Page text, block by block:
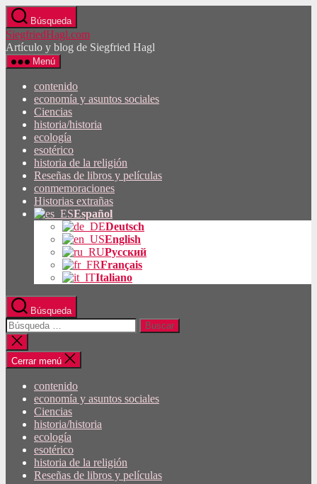
Saltar
al
contenido
Búsqueda
SiegfriedHagl.com
Artículo y blog de Siegfried Hagl
Menú
contenido
economía y asuntos sociales
Ciencias
historia/historia
ecología
esotérico
historia de la religión
Reseñas de libros y películas
conmemoraciones
Historias extrañas
Español
Deutsch
English
Русский
Français
Italiano
Búsqueda
Buscar:
Cerrar
búsqueda
Cerrar menú
contenido
economía y asuntos sociales
Ciencias
historia/historia
ecología
esotérico
historia de la religión
Reseñas de libros y películas